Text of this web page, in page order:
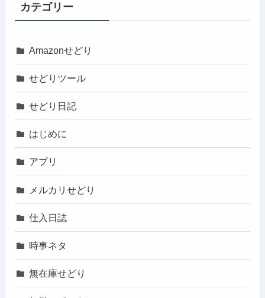
カテゴリー
Amazonせどり
せどりツール
せどり日記
はじめに
アプリ
メルカリせどり
仕入日誌
時事ネタ
無在庫せどり